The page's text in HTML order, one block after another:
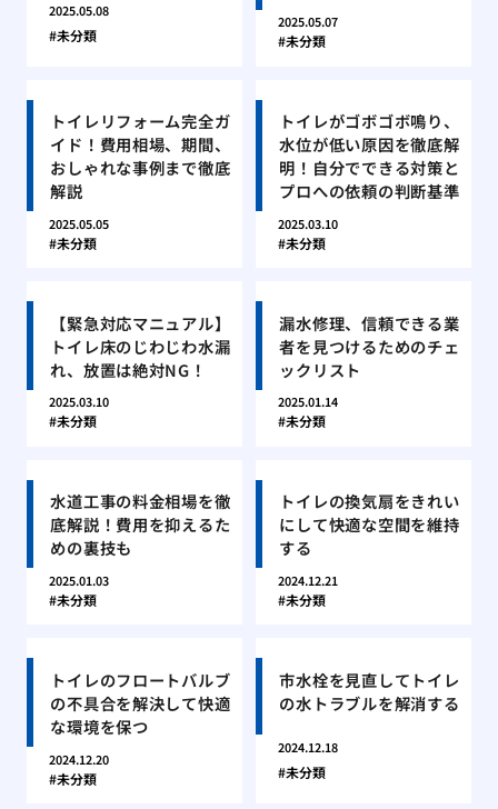
2025.05.08
未分類
2025.05.07
未分類
トイレリフォーム完全ガ
イド！費用相場、期間、
おしゃれな事例まで徹底
解説
2025.05.05
未分類
トイレがゴボゴボ鳴り、
水位が低い原因を徹底解
明！自分でできる対策と
プロへの依頼の判断基準
2025.03.10
未分類
【緊急対応マニュアル】
トイレ床のじわじわ水漏
れ、放置は絶対NG！
2025.03.10
未分類
漏水修理、信頼できる業
者を見つけるためのチェ
ックリスト
2025.01.14
未分類
水道工事の料金相場を徹
底解説！費用を抑えるた
めの裏技も
2025.01.03
未分類
トイレの換気扇をきれい
にして快適な空間を維持
する
2024.12.21
未分類
トイレのフロートバルブ
の不具合を解決して快適
な環境を保つ
2024.12.20
未分類
市水栓を見直してトイレ
の水トラブルを解消する
2024.12.18
未分類